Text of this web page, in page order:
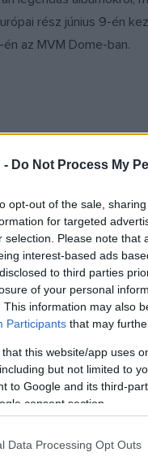
- Do Not Process My
opt-out of the sale,
for targeted
selection. Please note
interest-based ads
to third parties
of your personal
This information may also
Participants that may
that this website/app uses
but not limited to
to Google and its third-
consent section.
Data Processing Opt Outs
rész június 9-én
az MVM Dome-ban.
öt
Supernaturalmost
díjas
van az afro-pop, az
bemutatkozó
pedig már a világhírt is
a lemez pedig több
több mint
, aSamba Pa Ti, az